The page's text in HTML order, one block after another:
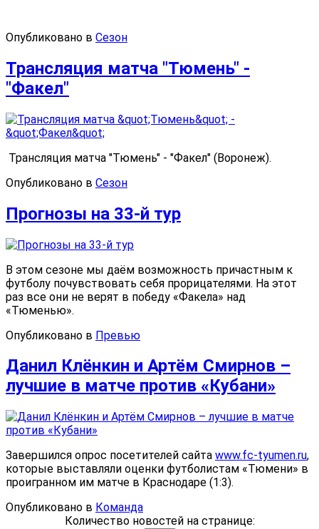
Опубликовано в Сезон
Трансляция матча "Тюмень" -
"Факел"
Трансляция матча "Тюмень" - "Факел" (Воронеж).
Опубликовано в Сезон
Прогнозы на 33-й тур
В этом сезоне мы даём возможность причастным к
футболу почувствовать себя прорицателями. На этот
раз все они не верят в победу «Факела» над
«Тюменью».
Опубликовано в Превью
Данил Клёнкин и Артём Смирнов –
лучшие в матче против «Кубани»
Завершился опрос посетителей сайта www.fc-tyumen.ru,
которые выставляли оценки футболистам «Тюмени» в
проигранном им матче в Краснодаре (1:3).
Опубликовано в Команда
Количество новостей на странице: